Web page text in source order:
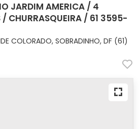
JARDIM AMERICA / 4
/ CHURRASQUEIRA / 61 3595-
COLORADO, SOBRADINHO, DF (61)